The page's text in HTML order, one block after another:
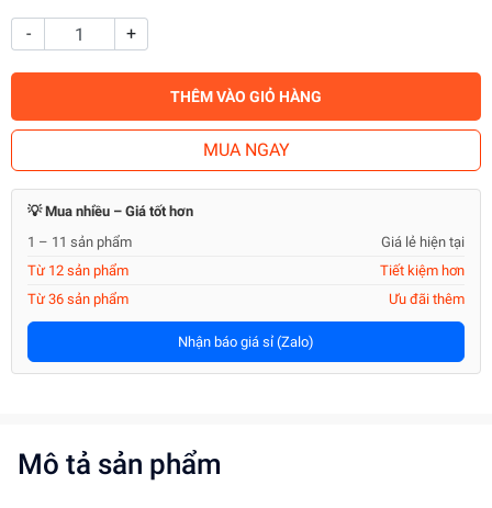
- +
THÊM VÀO GIỎ HÀNG
MUA NGAY
💡 Mua nhiều – Giá tốt hơn
1 – 11 sản phẩm
Giá lẻ hiện tại
Từ 12 sản phẩm
Tiết kiệm hơn
Từ 36 sản phẩm
Ưu đãi thêm
Nhận báo giá sỉ (Zalo)
Mô tả sản phẩm